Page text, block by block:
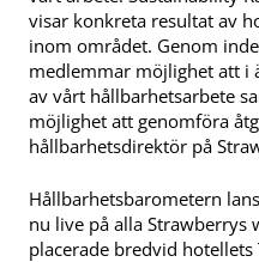
visar konkreta resultat av
inom området. Genom
medlemmar möjlighet att i
av vårt hållbarhetsarbete
möjlighet att genomföra
hållbarhetsdirektör på
Hållbarhetsbarometern
nu live på alla Strawberrys
placerade bredvid